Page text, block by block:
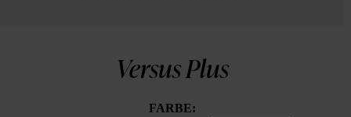
Versus Plus
FARBE: